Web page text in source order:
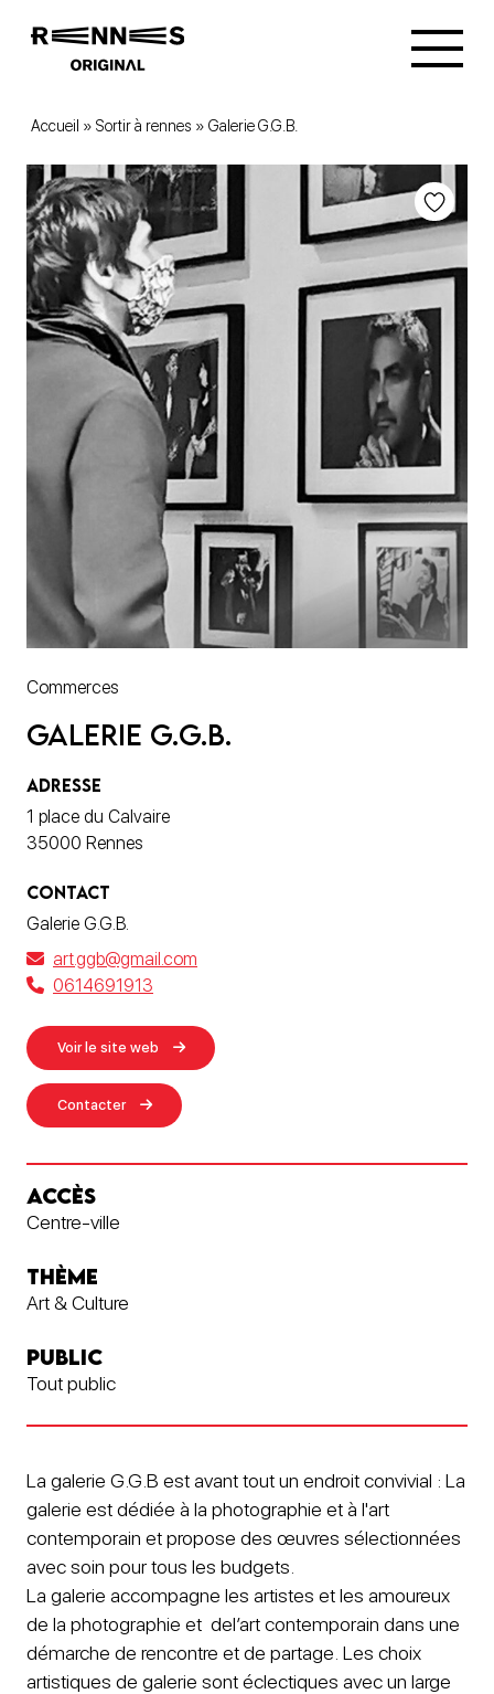
Accueil » Sortir à rennes » Galerie G.G.B.
Commerces
Galerie G.G.B.
ADRESSE
1 place du Calvaire
35000 Rennes
CONTACT
Galerie G.G.B.
art.ggb@gmail.com
0614691913
Voir le site web
Contacter
ACCÈS
Centre-ville
THÈME
Art & Culture
PUBLIC
Tout public
La galerie G.G.B est avant tout un endroit convivial : La
galerie est dédiée à la photographie et à l'art
contemporain et propose des œuvres sélectionnées
avec soin pour tous les budgets.
La galerie accompagne les artistes et les amoureux
de la photographie et del’art contemporain dans une
démarche de rencontre et de partage. Les choix
artistiques de galerie sont éclectiques avec un large